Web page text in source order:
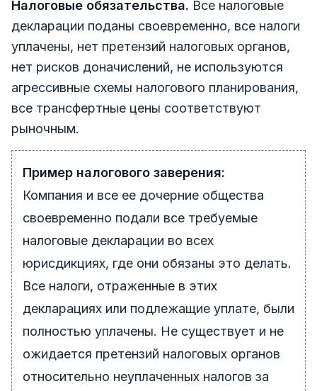
Налоговые обязательства. Все налоговые
декларации поданы своевременно, все налоги
уплачены, нет претензий налоговых органов,
нет рисков доначислений, не используются
агрессивные схемы налогового планирования,
все трансфертные цены соответствуют
рыночным.
Пример налогового заверения:
Компания и все ее дочерние общества
своевременно подали все требуемые
налоговые декларации во всех
юрисдикциях, где они обязаны это делать.
Все налоги, отраженные в этих
декларациях или подлежащие уплате, были
полностью уплачены. Не существует и не
ожидается претензий налоговых органов
относительно неуплаченных налогов за